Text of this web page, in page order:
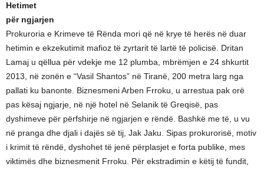
Hetimet
për ngjarjen
Prokuroria e Krimeve të Rënda mori që në krye të herës në duar
hetimin e ekzekutimit mafioz të zyrtarit të lartë të policisë. Dritan
Lamaj u qëllua për vdekje me 12 plumba, mbrëmjen e 24 shkurtit
2013, në zonën e “Vasil Shantos” në Tiranë, 200 metra larg nga
pallati ku banonte. Biznesmeni Arben Frroku, u arrestua pak orë
pas kësaj ngjarje, në një hotel në Selanik të Greqisë, pas
dyshimeve për përfshirje në ngjarjen e rëndë. Bashkë me të, u vu
në pranga dhe djali i dajës së tij, Jak Jaku. Sipas prokurorisë, motiv
i krimit të rëndë, dyshohet të jenë përplasjet e forta publike, mes
viktimës dhe biznesmenit Frroku. Për ekstradimin e këtij të fundit,